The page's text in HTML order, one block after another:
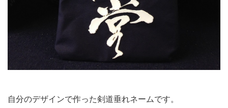
自分のデザインで作った剣道垂れネームです。